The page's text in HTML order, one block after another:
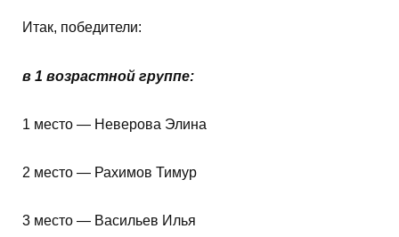
Итак, победители:
в 1 возрастной группе:
1 место — Неверова Элина
2 место — Рахимов Тимур
3 место — Васильев Илья